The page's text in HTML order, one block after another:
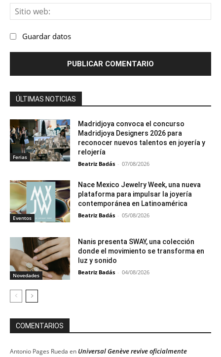
Guardar datos
ÚLTIMAS NOTICIAS
Ferias
Madridjoya convoca el concurso
Madridjoya Designers 2026 para
reconocer nuevos talentos en joyería y
relojería
Beatriz Badás - 07/08/2026
Eventos
Nace Mexico Jewelry Week, una nueva
plataforma para impulsar la joyería
contemporánea en Latinoamérica
Beatriz Badás - 05/08/2026
Novedades
Nanis presenta SWAY, una colección
donde el movimiento se transforma en
luz y sonido
Beatriz Badás - 04/08/2026
COMENTARIOS
Antonio Pages Rueda en Universal Genève revive oficialmente